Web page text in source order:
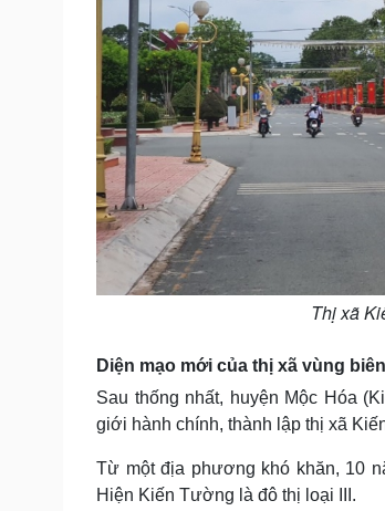
Thị xã
Diện mạo mới của thị xã vùng biên
Sau thống nhất, huyện Mộc Hóa
giới hành chính, thành lập thị xã
Từ một địa phương khó khăn, 10
Hiện Kiến Tường là đô thị loại III.